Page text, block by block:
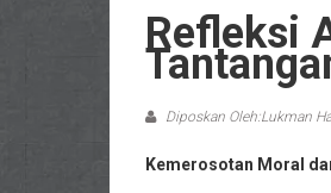
Refleksi
Diposkan Oleh:Lukman
Kemerosotan Moral